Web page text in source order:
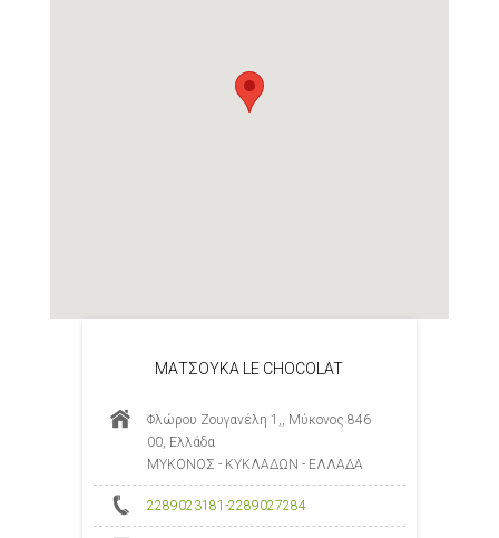
ΜΑΤΣΟΥΚΑ LE CHOCOLAT
Φλώρου Ζουγανέλη 1,, Μύκονος 846
00, Ελλάδα
ΜΥΚΟΝΟΣ - ΚΥΚΛΑΔΩΝ - ΕΛΛΑΔΑ
2289023181-2289027284